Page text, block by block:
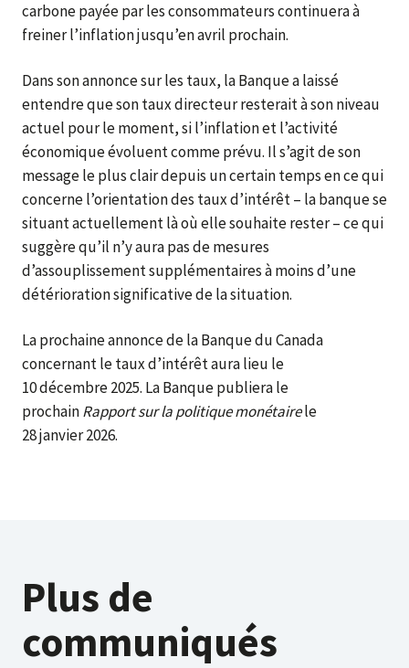
carbone payée par les consommateurs continuera à
freiner l’inflation jusqu’en avril prochain.
Dans son annonce sur les taux, la Banque a laissé
entendre que son taux directeur resterait à son niveau
actuel pour le moment, si l’inflation et l’activité
économique évoluent comme prévu. Il s’agit de son
message le plus clair depuis un certain temps en ce qui
concerne l’orientation des taux d’intérêt – la banque se
situant actuellement là où elle souhaite rester – ce qui
suggère qu’il n’y aura pas de mesures
d’assouplissement supplémentaires à moins d’une
détérioration significative de la situation.
La prochaine annonce de la Banque du Canada
concernant le taux d’intérêt aura lieu le
10 décembre 2025. La Banque publiera le
prochainRapport sur la politique monétairele
28 janvier 2026.
Plus de
communiqués